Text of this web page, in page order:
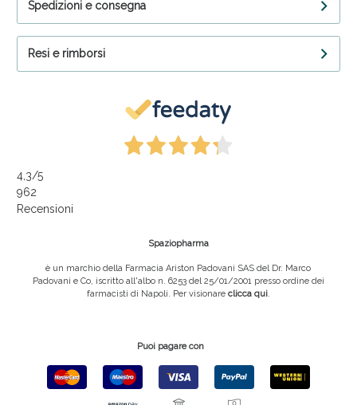
Spedizioni e consegna
Resi e rimborsi
4,3/5
962
Recensioni
Spaziopharma
è un marchio della Farmacia Ariston Padovani SAS del Dr. Marco
Padovani e Co, iscritto all'albo n. 6253 del 25/01/2001 presso ordine dei
farmacisti di Napoli. Per visionare clicca qui.
Puoi pagare con